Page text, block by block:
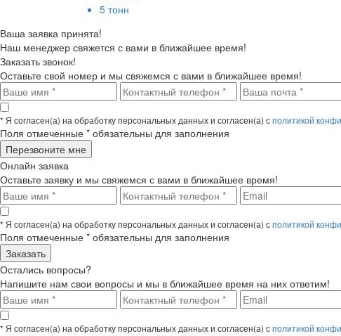
5 тонн
Ваша заявка принята!
Наш менеджер свяжется с вами в ближайшее время!
Заказать звонок!
Оставьте свой номер и мы свяжемся с вами в ближайшее время!
* Я согласен(а) на обработку персональных данных и согласен(а) сполитикой
Поля отмеченные * обязательны для заполнения
Онлайн заявка
Оставьте заявку и мы свяжемся с вами в ближайшее время!
* Я согласен(а) на обработку персональных данных и согласен(а) сполитикой
Поля отмеченные * обязательны для заполнения
Остались вопросы?
Напишите нам свои вопросы и мы в ближайшее время на них ответим!
* Я согласен(а) на обработку персональных данных и согласен(а) сполитикой